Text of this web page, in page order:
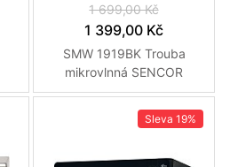
1 699,00 Kč
1 399,00 Kč
SMW 1919BK Trouba
mikrovlnná SENCOR
Sleva 19%